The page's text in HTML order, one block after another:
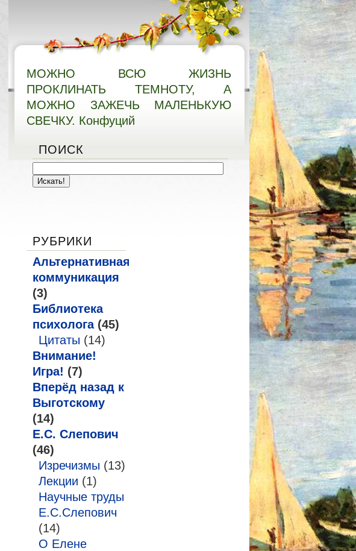
МОЖНО ВСЮ ЖИЗНЬ
ПРОКЛИНАТЬ ТЕМНОТУ, А
МОЖНО ЗАЖЕЧЬ МАЛЕНЬКУЮ
СВЕЧКУ. Конфуций
ПОИСК
РУБРИКИ
Альтернативная
коммуникация
(3)
Библиотека
психолога(45)
Цитаты (14)
Внимание!
Игра! (7)
Вперёд назад к
Выготскому
(14)
Е.С. Слепович
(46)
Изречизмы (13)
Лекции (1)
Научные труды
Е.С.Слепович
(14)
О Елене